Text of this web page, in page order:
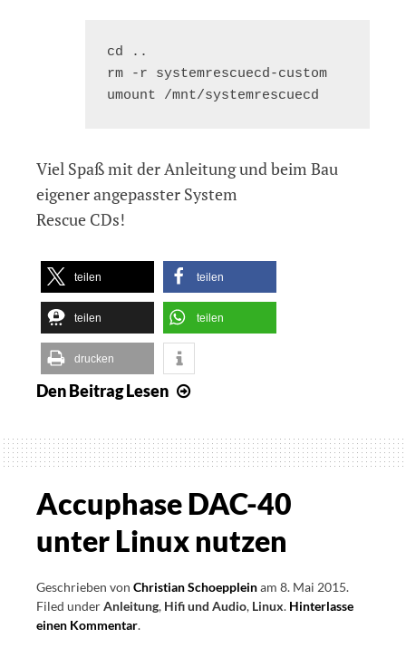
cd ..
rm -r systemrescuecd-custom
Viel Spaß mit der Anleitung und beim Bau
eigener angepasster System
Rescue CDs!
teilen teilen
teilen teilen
drucken
Den BeitragLesen
angepassten
und
bootfähigen
Linux
System
CD
mit
Accuphase DAC-40
unter Linux nutzen
Geschrieben von Christian Schoeppleinam 8. Mai 2015.
Filed underAnleitung, Hifi und Audio, Linux. Hinterlasse
einen Kommentaron
.